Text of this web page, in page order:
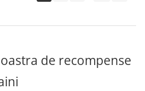
de recompense